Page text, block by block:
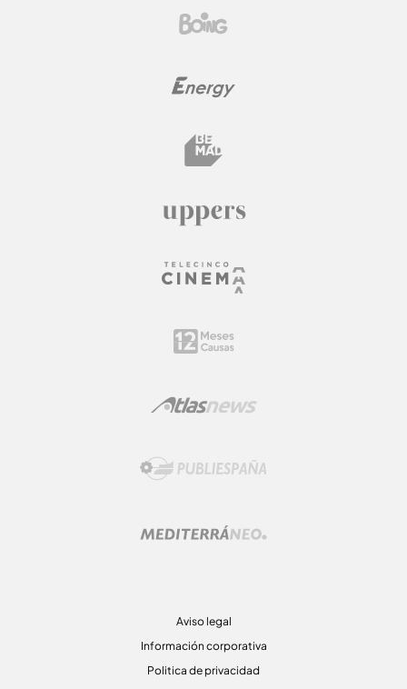
Aviso legal
Información corporativa
Politica de privacidad